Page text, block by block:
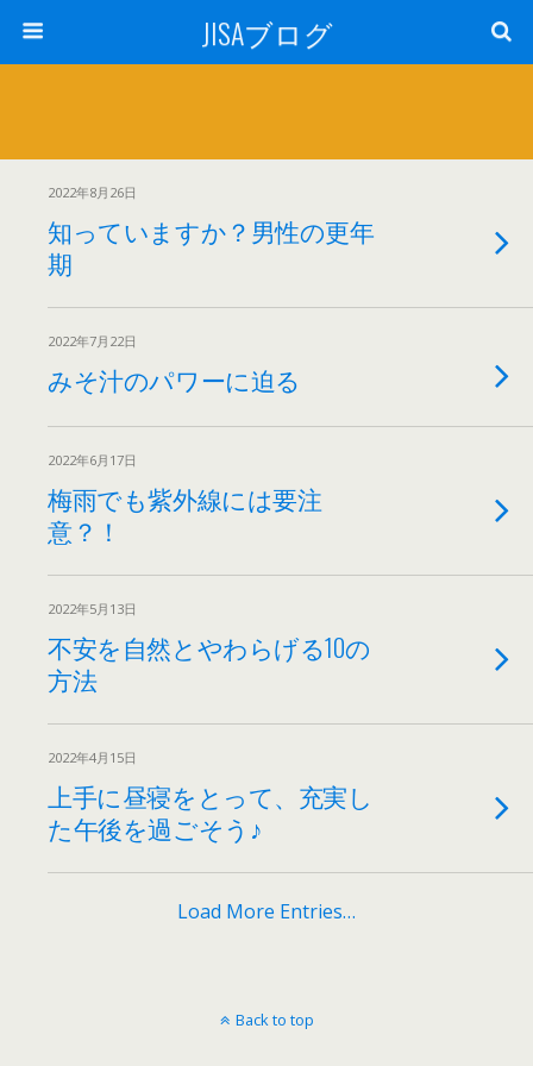
JISAブログ
2022年8月26日
知っていますか？男性の更年
期
2022年7月22日
みそ汁のパワーに迫る
2022年6月17日
梅雨でも紫外線には要注
意？！
2022年5月13日
不安を自然とやわらげる10の
方法
2022年4月15日
上手に昼寝をとって、充実し
た午後を過ごそう♪
Load More Entries…
Back to top